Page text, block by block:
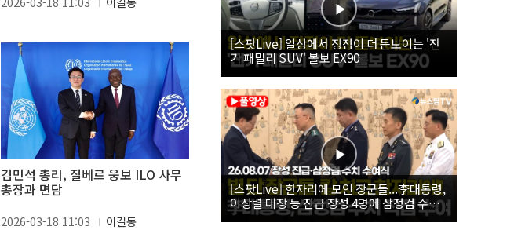
김민석 총리, 질베르 웅보 ILO 사무
총장과 면담
2026-03-18 11:03 이길동
[스팟Live] 일상에서 장점이 더 돋보이는 '전
기 패밀리 SUV' 볼보 EX90
[스팟Live] 한자리에 모인 장군들...李대통령,
이상렬 대장 등 진급 장성 4명에 삼정검 수치
직접 수여｜26.08.07 장성 진급·삼정검 수치